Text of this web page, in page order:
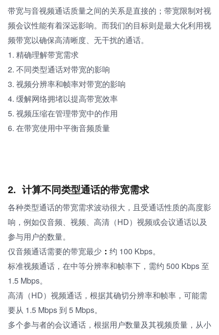
带宽与音视频通话质量之间的关系是直接的；带宽限制对视
频会议性能有着深远影响。而我们的目标则是最大化利用视
频带宽以确保高清晰度、无干扰的通话。
1. 精确理解带宽需求
2. 不同类型通话对带宽的影响
3. 视频分辨率和帧率对带宽的影响
4. 缓解网络拥堵以提高带宽效率
5. 视频压缩在管理带宽中的作用
6. 在带宽使用中平衡音频质量
2. 计算不同类型通话的带宽需求
各种类型通话的带宽需求波动很大，且受通话性质的高度影
响，例如仅音频、视频、高清（HD）视频或会议通话以及
参与用户的数量。
仅音频通话需要的带宽最少 ： 约 100 Kbps。
标准视频通话，在中等分辨率和帧率下，需约 500 Kbps 至
1.5 Mbps。
高清（HD）视频通话，根据其确切分辨率和帧率，可能需
要从 1.5 Mbps 到 5 Mbps。
多个参与者的会议通话，根据用户数量及其视频质量，从小